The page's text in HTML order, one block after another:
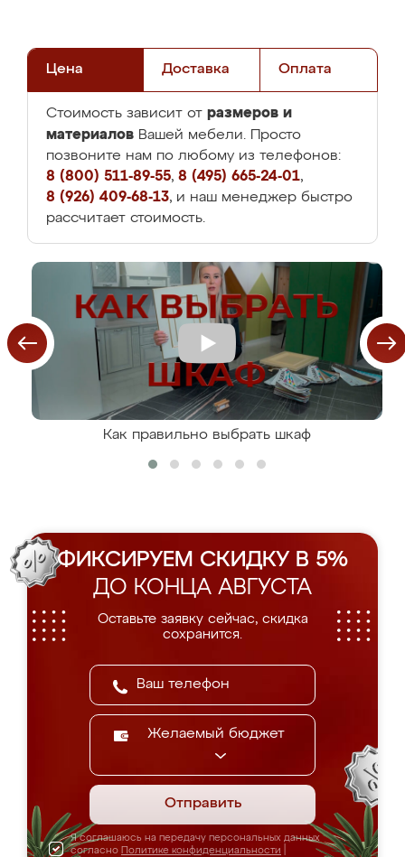
Цена Доставка Оплата
Стоимость зависит от размеров и
материалов Вашей мебели. Просто
позвоните нам по любому из телефонов:
8 (800) 511-89-55, 8 (495) 665-24-01,
8 (926) 409-68-13, и наш менеджер быстро
рассчитает стоимость.
Как правильно выбрать шкаф
ФИКСИРУЕМ СКИДКУ В 5%
ДО КОНЦА АВГУСТА
Оставьте заявку сейчас, скидка
сохранится.
Желаемый бюджет
Отправить
Я соглашаюсь на передачу персональных данных
согласно Политике конфиденциальности